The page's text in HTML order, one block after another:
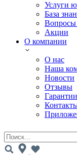
Услуги
База
Вопросы
Акции
О компании
О нас
Наша
Новости
Отзывы
Гарантии